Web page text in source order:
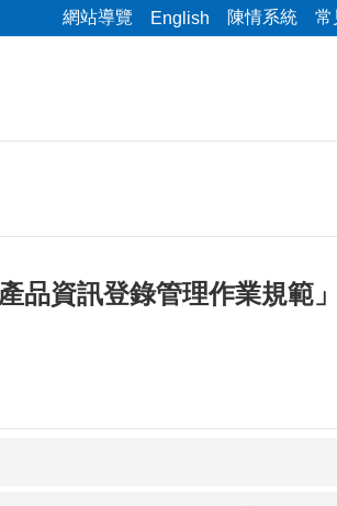
網站導覽 English 陳情系統 常
品資訊登錄管理作業規範